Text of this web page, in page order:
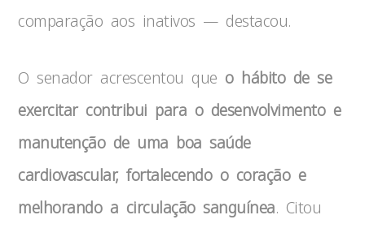
comparação aos inativos — destacou.
O senador acrescentou que o hábito de se
exercitar contribui para o desenvolvimento e
manutenção de uma boa saúde
cardiovascular, fortalecendo o coração e
melhorando a circulação sanguínea. Citou